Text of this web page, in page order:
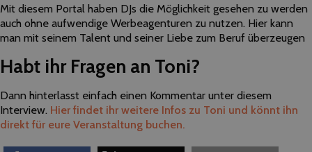
Mit diesem Portal haben DJs die Möglichkeit gesehen zu werden
auch ohne aufwendige Werbeagenturen zu nutzen. Hier kann
man mit seinem Talent und seiner Liebe zum Beruf überzeugen
Habt ihr Fragen an Toni?
Dann hinterlasst einfach einen Kommentar unter diesem
Interview. Hier findet ihr weitere Infos zu Toni und könnt ihn
direkt für eure Veranstaltung buchen.